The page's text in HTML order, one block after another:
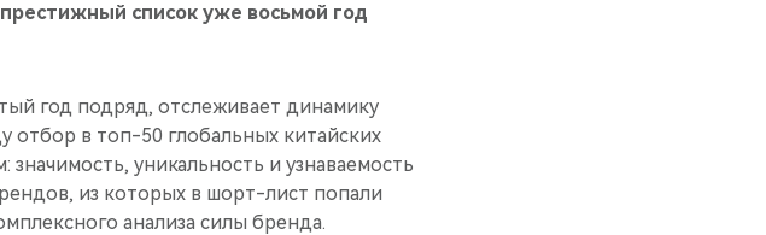
список уже восьмой год
год подряд, отслеживает динамику
отбор в топ-50 глобальных китайских
уникальность и узнаваемость
из которых в шорт-лист попали
анализа силы бренда.